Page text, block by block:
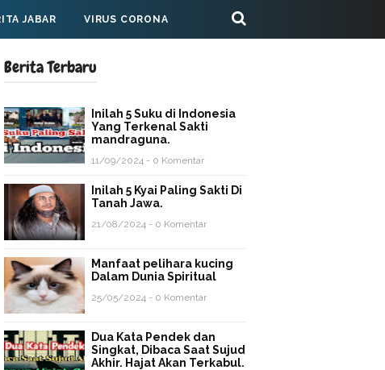
JABAR VIRUS CORONA
Berita Terbaru
Inilah 5 Suku di Indonesia
Yang Terkenal Sakti
mandraguna.
11/09/2024 - 0 Komentar
Inilah 5 Kyai Paling Sakti Di
Tanah Jawa.
21/08/2024 - 0 Komentar
Manfaat pelihara kucing
Dalam Dunia Spiritual
25/05/2024 - 0 Komentar
Dua Kata Pendek dan
Singkat, Dibaca Saat Sujud
Akhir. Hajat Akan Terkabul.